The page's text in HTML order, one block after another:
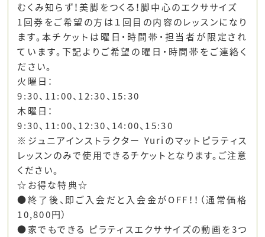
むくみ知らず！美脚をつくる！脚中心のエクササイズ
1回券をご希望の方は１回目の内容のレッスンになり
ます。本チケットは曜日・時間帯・担当者が限定され
ています。下記よりご希望の曜日・時間帯をご連絡く
ださい。
火曜日：
9:30、11:00、12:30、15:30
木曜日：
9:30、11:00、12:30、14:00、15:30
※ジュニアインストラクター Yuriのマットピラティス
レッスンのみで使用できるチケットとなります。ご注意
ください。
☆お得な特典☆
●終了後、即ご入会だと入会金がOFF！！（通常価格
10,800円）
●家でもできる ピラティスエクササイズの動画を3つ